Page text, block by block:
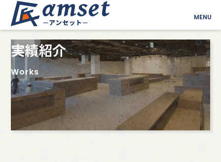
MENU
実績紹介
Works